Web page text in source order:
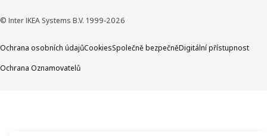
© Inter IKEA Systems B.V. 1999-2026
Ochrana osobních údajůCookiesSpolečně bezpečněDigitální přístupnost
Ochrana Oznamovatelů